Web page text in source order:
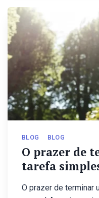
BLOG BLOG
O prazer de
tarefa
O prazer de terminar